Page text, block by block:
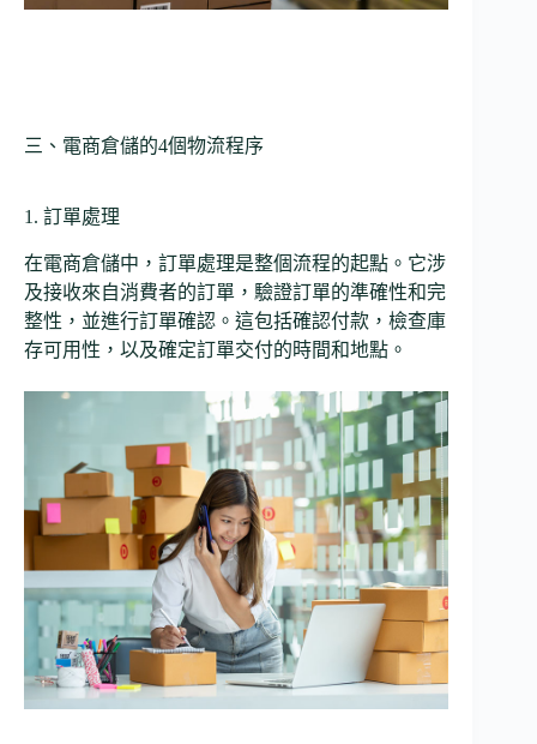
三、電商倉儲的4個物流程序
1. 訂單處理
在電商倉儲中，訂單處理是整個流程的起點。它涉
及接收來自消費者的訂單，驗證訂單的準確性和完
整性，並進行訂單確認。這包括確認付款，檢查庫
存可用性，以及確定訂單交付的時間和地點。